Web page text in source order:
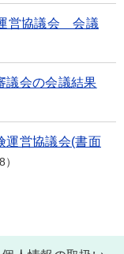
営協議会 会議
会の会議結果
運営協議会(書面